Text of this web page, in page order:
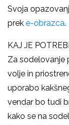
Svoja
prek e-obrazca.
KAJ JE
Za sodelovanje
volje in
uporabo
vendar bo tudi
kako se na